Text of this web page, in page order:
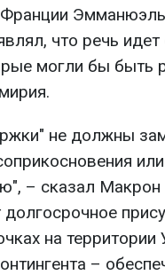
Франции
что речь
могли бы быть
не должны
– сказал
на
–